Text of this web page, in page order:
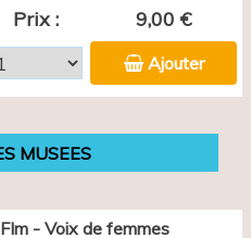
Prix : 9,00 €
Ajouter
MUSEES
- Voix de femmes